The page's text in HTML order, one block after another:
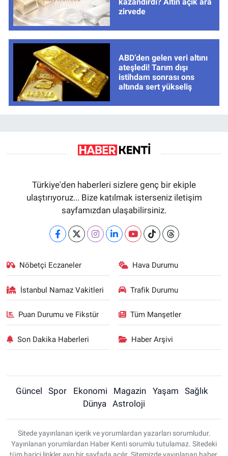
zirvede
ABD’den gelen veri altını
ateşledi! Tarım dışı
istihdam sonrası ons
altında sert yükseliş
Türkiye'den haberleri sizlere genç bir ekiple
ulaştırıyoruz... Bize katılmak isterseniz iletişim
sayfamızdan ulaşabilirsiniz.
Nöbetçi Eczaneler Hava Durumu
İstanbul Namaz Vakitleri Trafik Durumu
Puan Durumu ve Fikstür Tüm Manşetler
Son Dakika Haberleri Haber Arşivi
Güncel Spor Ekonomi Magazin Yaşam
Sağlık
Dünya
Astroloji
Sitede yayınlanan içerik ve yorumlardan yazarları sorumludur.
Yayınlanan yorumlardan Haber Kenti sorumlu tutulamaz. Sitedeki